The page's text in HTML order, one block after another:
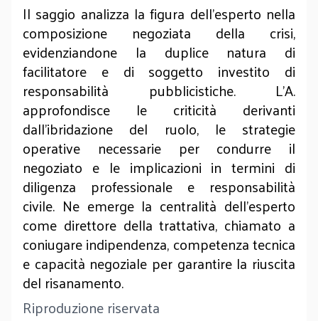
Il saggio analizza la figura dell’esperto nella
composizione negoziata della crisi,
evidenziandone la duplice natura di
facilitatore e di soggetto investito di
responsabilità pubblicistiche. L’A.
approfondisce le criticità derivanti
dall’ibridazione del ruolo, le strategie
operative necessarie per condurre il
negoziato e le implicazioni in termini di
diligenza professionale e responsabilità
civile. Ne emerge la centralità dell’esperto
come direttore della trattativa, chiamato a
coniugare indipendenza, competenza tecnica
e capacità negoziale per garantire la riuscita
del risanamento.
Riproduzione riservata